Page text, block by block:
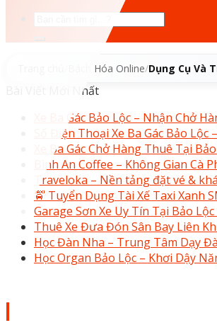
Bách Hóa Online/Dụng Cụ Và
Bài Viết Mới Nhất
Xe Ba Gác Bảo Lộc – Nhận Chở
Số Điện Thoại Xe Ba Gác Bảo
Xe Ba Gác Chở Hàng Thuê Tại
Bình An Coffee – Không Gian Cà
Traveloka – Nền tảng đặt vé &
🚖 Tuyển Dụng Tài Xế Taxi Xanh
Garage Sơn Xe Uy Tín Tại Bảo
Thuê Xe Đưa Đón Sân Bay Liên
Học Đàn Nha – Trung Tâm Dạy
Học Organ Bảo Lộc – Khơi Dậy